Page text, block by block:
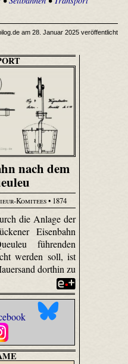
am 28. Januar 2025 veröffentlicht
nach dem
Komitees• 1874
die Anlage der
Eisenbahn
führenden
werden soll, ist
dorthin zu